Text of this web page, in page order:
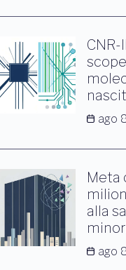
CNR-
ago
Meta
alla
ago